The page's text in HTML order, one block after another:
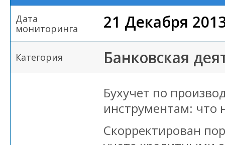
Дата
мониторинга
21 Декабря
Категория Банковская
Бухучет по
инструментам: что
Скорректирован